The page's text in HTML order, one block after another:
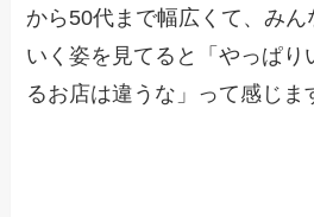
から50代まで幅広くて、み
いく姿を見てると「やっぱり
るお店は違うな」って感じま